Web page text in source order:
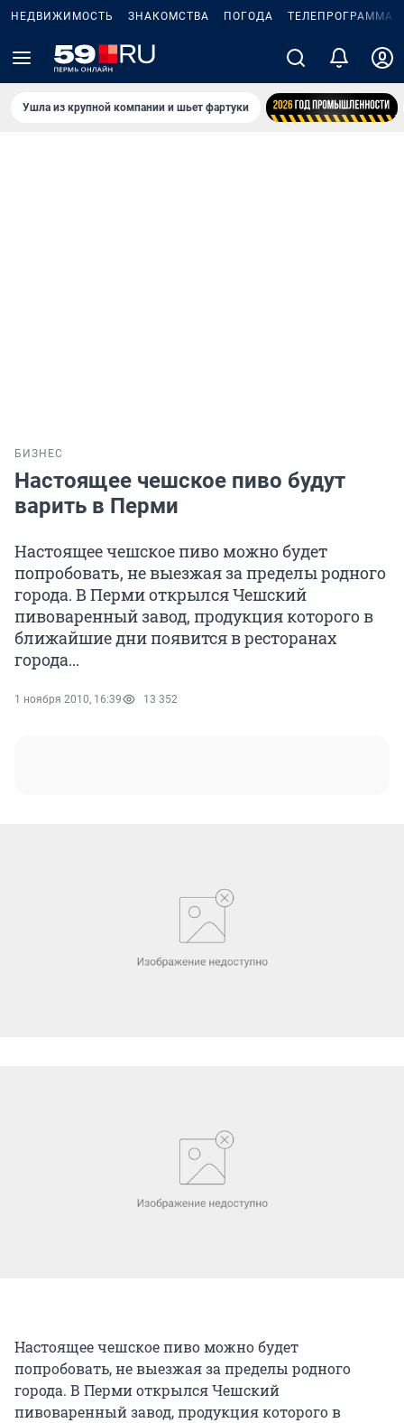
НЕДВИЖИМОСТЬ ЗНАКОМСТВА ПОГОДА ТЕЛЕПРОГРАММА
Ушла из крупной компании и шьет фартуки
БИЗНЕС
Настоящее чешское пиво будут
варить в Перми
Настоящее чешское пиво можно будет
попробовать, не выезжая за пределы родного
города. В Перми открылся Чешский
пивоваренный завод, продукция которого в
ближайшие дни появится в ресторанах
города...
1 ноября 2010, 16:39 13 352
Настоящее чешское пиво можно будет
попробовать, не выезжая за пределы родного
города. В Перми открылся Чешский
пивоваренный завод, продукция которого в